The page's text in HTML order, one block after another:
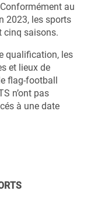
au
2023, les sports
cinq saisons.
qualification, les
et lieux de
flag-football
n’ont pas
à une date